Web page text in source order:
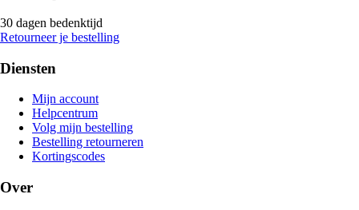
30 dagen bedenktijd
Retourneer je bestelling
Diensten
Mijn account
Helpcentrum
Volg mijn bestelling
Bestelling retourneren
Kortingscodes
Over